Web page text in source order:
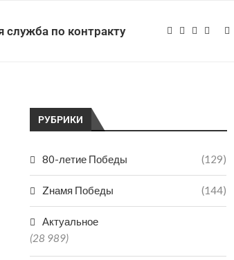
служба по контракту
РУБРИКИ
80-летие Победы (129)
Zнамя Победы (144)
Актуальное
(28 989)